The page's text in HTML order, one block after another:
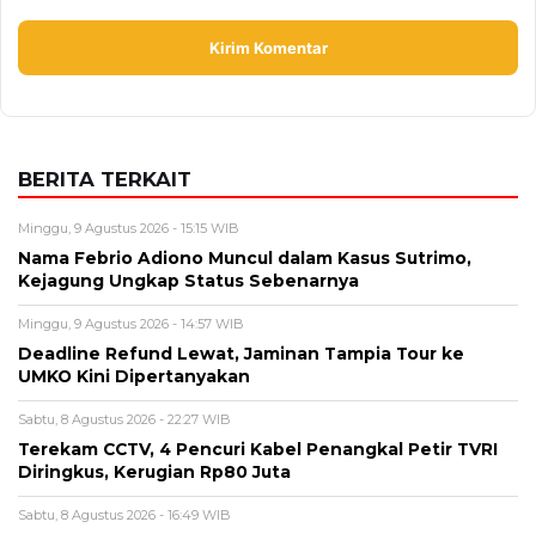
BERITA TERKAIT
Minggu, 9 Agustus 2026 - 15:15 WIB
Nama Febrio Adiono Muncul dalam Kasus Sutrimo,
Kejagung Ungkap Status Sebenarnya
Minggu, 9 Agustus 2026 - 14:57 WIB
Deadline Refund Lewat, Jaminan Tampia Tour ke
UMKO Kini Dipertanyakan
Sabtu, 8 Agustus 2026 - 22:27 WIB
Terekam CCTV, 4 Pencuri Kabel Penangkal Petir TVRI
Diringkus, Kerugian Rp80 Juta
Sabtu, 8 Agustus 2026 - 16:49 WIB